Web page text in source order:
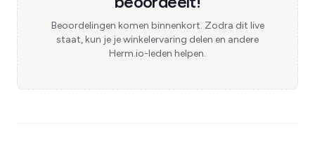
Beoordelingen komen binnenkort. Zodra dit live
staat, kun je je winkelervaring delen en andere
Herm.io-leden helpen.